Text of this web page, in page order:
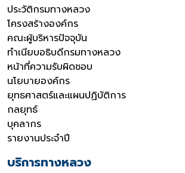
ประวัติกรมทางหลวง
โครงสร้างองค์กร
คณะผู้บริหารปัจจุบัน
ทำเนียบอธิบดีกรมทางหลวง
หน้าที่ความรับผิดชอบ
นโยบายองค์กร
ยุทธศาสตร์และแผนปฏิบัติการ
กลยุทธ์
บุคลากร
รายงานประจำปี
บริการทางหลวง